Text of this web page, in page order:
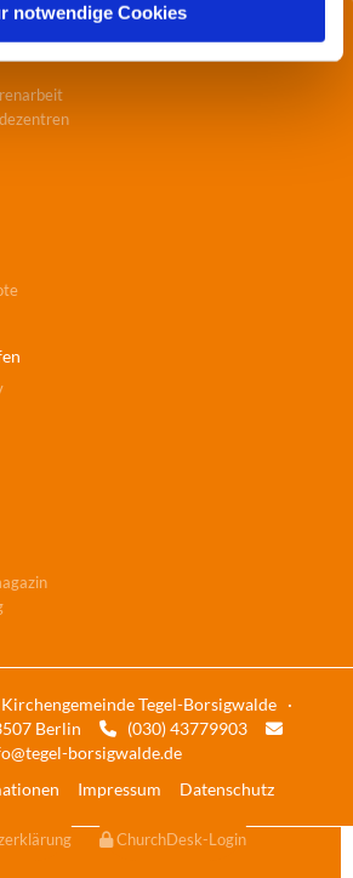
notwendige Cookies
Tegel-Borsigwalde ·
Berlin
(030) 43779903 
borsigwalde.de
Impressum Datenschutz
ChurchDesk-Login